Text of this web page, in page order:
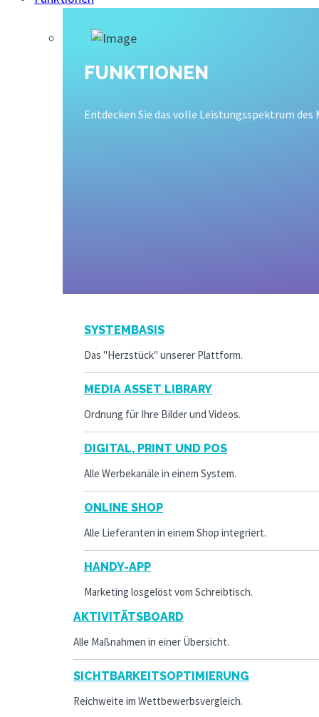
FUNKTIONEN
Entdecken Sie das volle Leistungsspektrum
SYSTEMBASIS
Das "Herzstück" unserer Plattform.
MEDIA ASSET LIBRARY
Ordnung für Ihre Bilder und Videos.
DIGITAL, PRINT UND POS
Alle Werbekanäle in einem System.
ONLINE SHOP
Alle Lieferanten in einem Shop integriert.
HANDY-APP
Marketing losgelöst vom Schreibtisch.
AKTIVITÄTSBOARD
Alle Maßnahmen in einer Übersicht.
SICHTBARKEITSOPTIMIERUNG
Reichweite im Wettbewerbsvergleich.